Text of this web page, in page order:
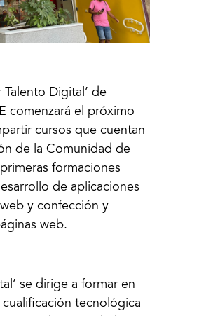
Talento Digital’ de
comenzará el próximo
cursos que cuentan
de la Comunidad de
formaciones
de aplicaciones
y confección y
web.
se dirige a formar en
tecnológica